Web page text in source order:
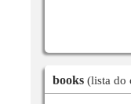
books (lista do